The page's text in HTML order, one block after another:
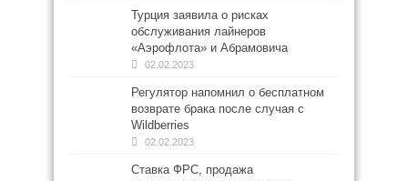
Турция заявила о рисках
обслуживания лайнеров
«Аэрофлота» и Абрамовича
02.02.2023
Регулятор напомнил о бесплатном
возврате брака после случая с
Wildberries
02.02.2023
Ставка ФРС, продажа